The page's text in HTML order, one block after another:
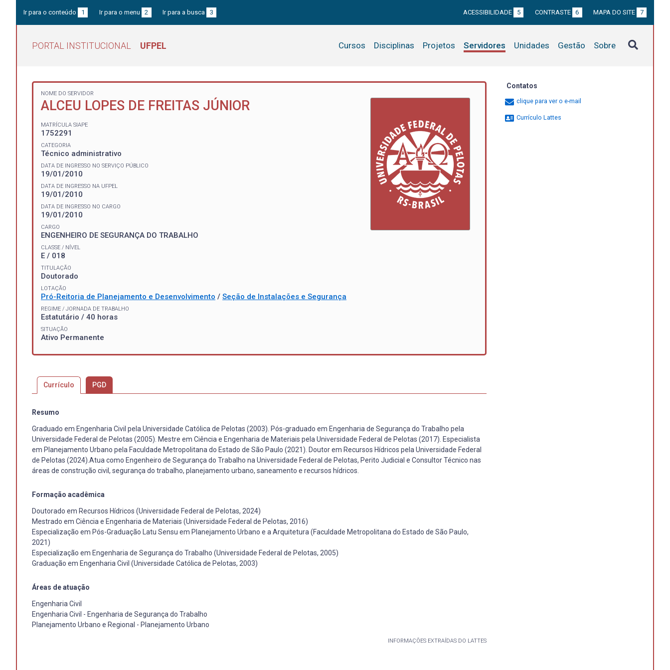
Ir para o conteúdo 1 Ir para o menu 2 Ir para a busca 3 ACESSIBILIDADE 5 CONTRASTE 6 MAPA DO SITE 7
PORTAL INSTITUCIONAL UFPEL Cursos Disciplinas Projetos Servidores Unidades Gestão Sobre
NOME DO SERVIDOR
ALCEU LOPES DE FREITAS JÚNIOR
MATRÍCULA SIAPE
1752291
CATEGORIA
Técnico administrativo
DATA DE INGRESSO NO SERVIÇO PÚBLICO
19/01/2010
DATA DE INGRESSO NA UFPEL
19/01/2010
DATA DE INGRESSO NO CARGO
19/01/2010
CARGO
ENGENHEIRO DE SEGURANÇA DO TRABALHO
CLASSE / NÍVEL
E / 018
TITULAÇÃO
Doutorado
LOTAÇÃO
Pró-Reitoria de Planejamento e Desenvolvimento / Seção de Instalações e Segurança
REGIME / JORNADA DE TRABALHO
Estatutário / 40 horas
SITUAÇÃO
Ativo Permanente
Currículo PGD
Resumo
Graduado em Engenharia Civil pela Universidade Católica de Pelotas (2003). Pós-graduado em Engenharia de Segurança do Trabalho pela
Universidade Federal de Pelotas (2005). Mestre em Ciência e Engenharia de Materiais pela Universidade Federal de Pelotas (2017). Especialista
em Planejamento Urbano pela Faculdade Metropolitana do Estado de São Paulo (2021). Doutor em Recursos Hídricos pela Universidade Federal
de Pelotas (2024).Atua como Engenheiro de Segurança do Trabalho na Universidade Federal de Pelotas, Perito Judicial e Consultor Técnico nas
áreas de construção civil, segurança do trabalho, planejamento urbano, saneamento e recursos hídricos.
Formação acadêmica
Doutorado em Recursos Hídricos (Universidade Federal de Pelotas, 2024)
Mestrado em Ciência e Engenharia de Materiais (Universidade Federal de Pelotas, 2016)
Especialização em Pós-Graduação Latu Sensu em Planejamento Urbano e a Arquitetura (Faculdade Metropolitana do Estado de São Paulo,
2021)
Especialização em Engenharia de Segurança do Trabalho (Universidade Federal de Pelotas, 2005)
Graduação em Engenharia Civil (Universidade Católica de Pelotas, 2003)
Áreas de atuação
Engenharia Civil
Engenharia Civil - Engenharia de Segurança do Trabalho
Planejamento Urbano e Regional - Planejamento Urbano
INFORMAÇÕES EXTRAÍDAS DO LATTES
Contatos
clique para ver o e-mail
Currículo Lattes